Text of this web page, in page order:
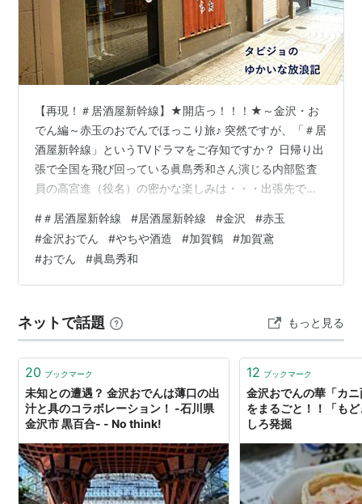
【再現！＃居酒屋新幹線】★開店っ！！！★～金沢・お
でん編～赤玉のおでんでほっこり旅♪ 突然ですが、「＃居
酒屋新幹線」というTVドラマをご存知ですか？ 日帰り出
張で全国を飛び回っている眞島秀和さん演じる内部監査
員の高宮進（役名）の密かな楽しみは・・・出張先で見
ツまでもを揃え、帰りの新幹線でそれらの名物を堪能さ
れる。。。というTVドラマ（MBS / TBS ドラマイズム
etc）なんです。 これ、シーズン1の東北新幹線から始ま
り、そしてその後シーズン2が始まりました。そのシーズ
と上越新幹線の沿線の街…
#＃居酒屋新幹線 #居酒屋新幹線 #金沢 #赤玉
#金沢おでん #やちや酒造 #加賀鶴 #加賀鳶
#おでん #眞島秀和
ネットで話題 もっと見る
20 ブックマーク
未知との遭遇？ 金沢おでんは薄口の出
汁と具のコラボレーション！ -石川県
金沢市 黒百合- - No think!
12 ブックマーク
金沢おでんの華「カ
をまるごと！！「も
しろ発掘